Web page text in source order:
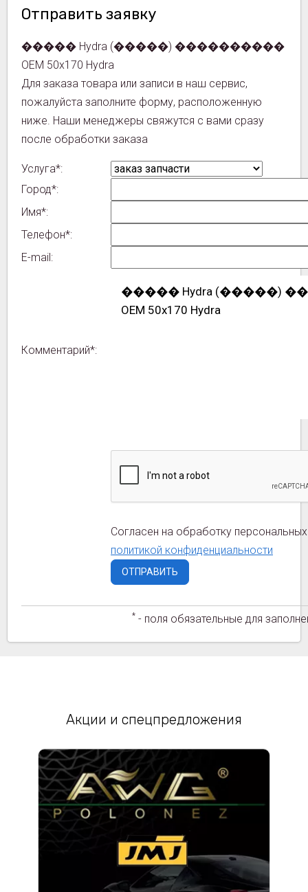
Отправить заявку
����� Hydra (�����) ����������
OEM 50x170 Hydra
Для заказа товара или записи в наш сервис,
пожалуйста заполните форму, расположенную
ниже. Наши менеджеры свяжутся с вами сразу
после обработки заказа
Услуга*:
Город*:
Имя*:
Телефон*:
E-mail:
Комментарий*:
Согласен на обработку
политикой конфиденциальности
* - поля обязательные для
Акции и спецпредложения